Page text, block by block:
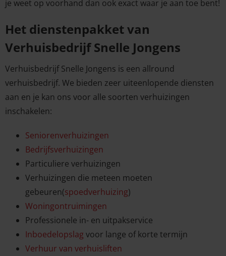
je weet op voorhand dan ook exact waar je aan toe bent!
Het dienstenpakket van
Verhuisbedrijf Snelle Jongens
Verhuisbedrijf Snelle Jongens is een allround
verhuisbedrijf. We bieden zeer uiteenlopende diensten
aan en je kan ons voor alle soorten verhuizingen
inschakelen:
Seniorenverhuizingen
Bedrijfsverhuizingen
Particuliere verhuizingen
Verhuizingen die meteen moeten
gebeuren(spoedverhuizing)
Woningontruimingen
Professionele in- en uitpakservice
Inboedelopslag voor lange of korte termijn
Verhuur van verhuisliften